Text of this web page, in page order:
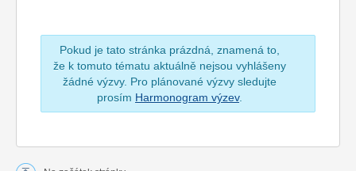
Pokud je tato stránka prázdná, znamená to,
že k tomuto tématu aktuálně nejsou vyhlášeny
žádné výzvy. Pro plánované výzvy sledujte
prosím Harmonogram výzev.